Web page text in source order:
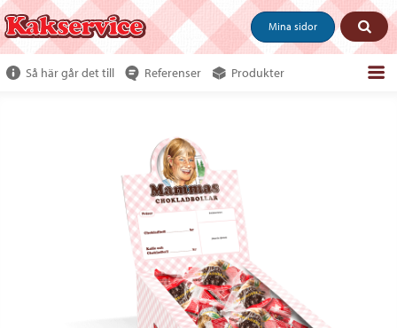
Mina sidor
Så här går det till Referenser Produkter